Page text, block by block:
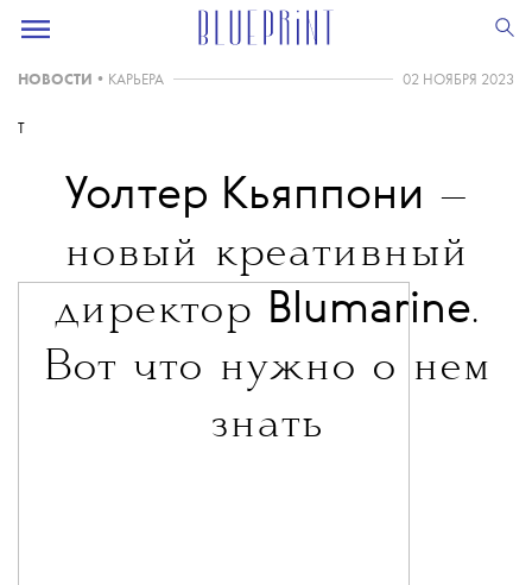
НОВОСТИ • КАРЬЕРА 02 НОЯБРЯ 2023
T
Уолтер Кьяппони —
новый креативный
директор Blumarine.
Вот что нужно о нем
знать